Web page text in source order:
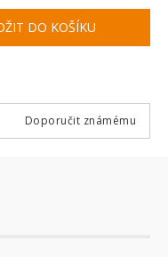
Doporučit známému